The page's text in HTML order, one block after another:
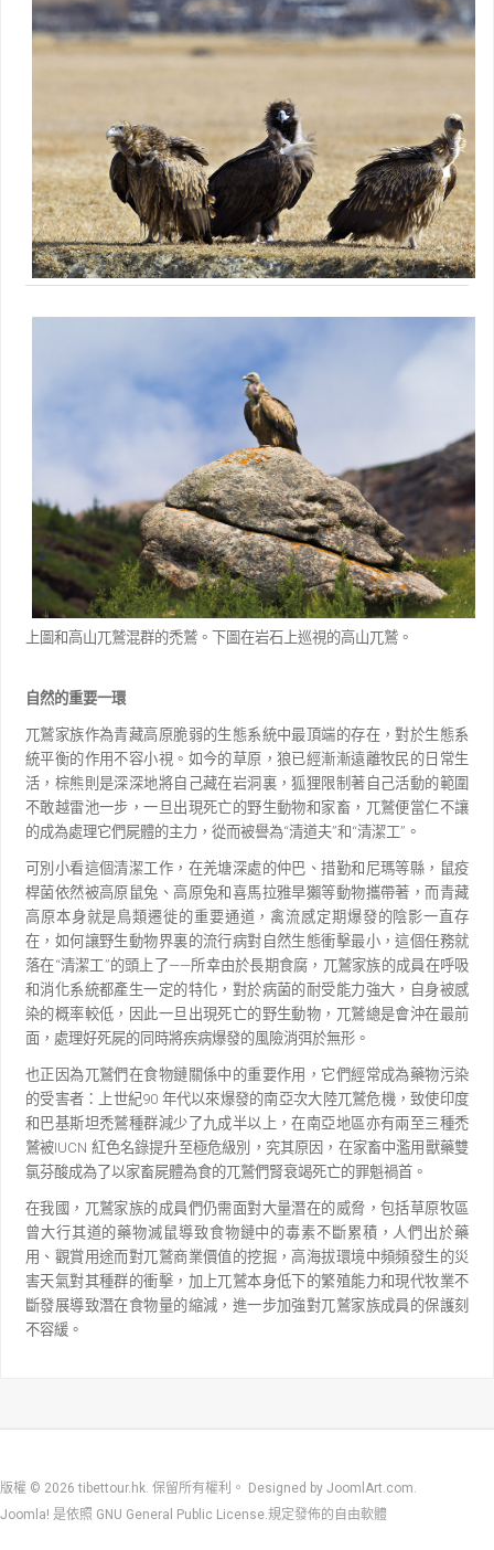
上圖和高山兀鷲混群的禿鷲。下圖在岩石上巡視的高山兀鷲。
自然的重要一環
兀鷲家族作為青藏高原脆弱的生態系統中最頂端的存在，對於生態系
統平衡的作用不容小視。如今的草原，狼已經漸漸遠離牧民的日常生
活，棕熊則是深深地將自己藏在岩洞裏，狐狸限制著自己活動的範圍
不敢越雷池一步，一旦出現死亡的野生動物和家畜，兀鷲便當仁不讓
的成為處理它們屍體的主力，從而被譽為“清道夫”和“清潔工” 。
可別小看這個清潔工作，在羌塘深處的仲巴、措勤和尼瑪等縣，鼠疫
桿菌依然被高原鼠兔、高原兔和喜馬拉雅旱獺等動物攜帶著，而青藏
高原本身就是鳥類遷徙的重要通道，禽流感定期爆發的陰影一直存
在， 如何讓野生動物界裏的流行病對自然生態衝擊最小，這個任務就
落在“清潔工”的頭上了——所幸由於長期食腐，兀鷲家族的成員在呼吸
和消化系統都產生一定的特化，對於病菌的耐受能力強大，自身被感
染的概率較低，因此一旦出現死亡的野生動物，兀鷲總是會沖在最前
面，處理好死屍的同時將疾病爆發的風險消弭於無形。
也正因為兀鷲們在食物鏈關係中的重要作用，它們經常成為藥物污染
的受害者：上世紀90 年代以來爆發的南亞次大陸兀鷲危機，致使印度
和巴基斯坦禿鷲種群減少了九成半以上，在南亞地區亦有兩至三種禿
鷲被IUCN 紅色名錄提升至極危級別，究其原因，在家畜中濫用獸藥雙
氯芬酸成為了以家畜屍體為食的兀鷲們腎衰竭死亡的罪魁禍首。
在我國，兀鷲家族的成員們仍需面對大量潛在的威脅，包括草原牧區
曾大行其道的藥物滅鼠導致食物鏈中的毒素不斷累積，人們出於藥
用、觀賞用途而對兀鷲商業價值的挖掘，高海拔環境中頻頻發生的災
害天氣對其種群的衝擊，加上兀鷲本身低下的繁殖能力和現代牧業不
斷發展導致潛在食物量的縮減，進一步加強對兀鷲家族成員的保護刻
不容緩。
版權 © 2026 tibettour.hk. 保留所有權利。 Designed by JoomlArt.com
Joomla! 是依照 GNU General Public License. 規定發佈的自由軟體